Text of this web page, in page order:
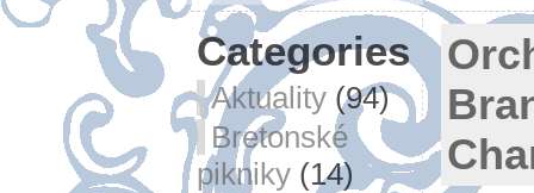
Categories
Aktuality(94)
Bretonské
pikniky(14)